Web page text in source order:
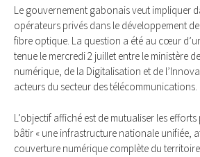
Le gouvernement gabonais veut impliquer
opérateurs privés dans le développement
fibre optique. La question a été au cœur
tenue le mercredi 2 juillet entre le ministère
numérique, de la Digitalisation et de
acteurs du secteur des télécommunications.
L’objectif affiché est de mutualiser les
bâtir « une infrastructure nationale unifiée,
couverture numérique complète du